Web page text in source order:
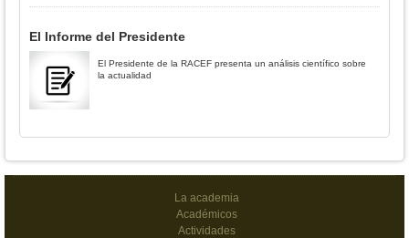
El Informe del Presidente
El Presidente de la RACEF presenta un análisis científico sobre
la actualidad
La academia
Académicos
Actividades